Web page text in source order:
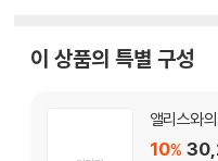
이 상품의 특별 구성
앨리스와
10%